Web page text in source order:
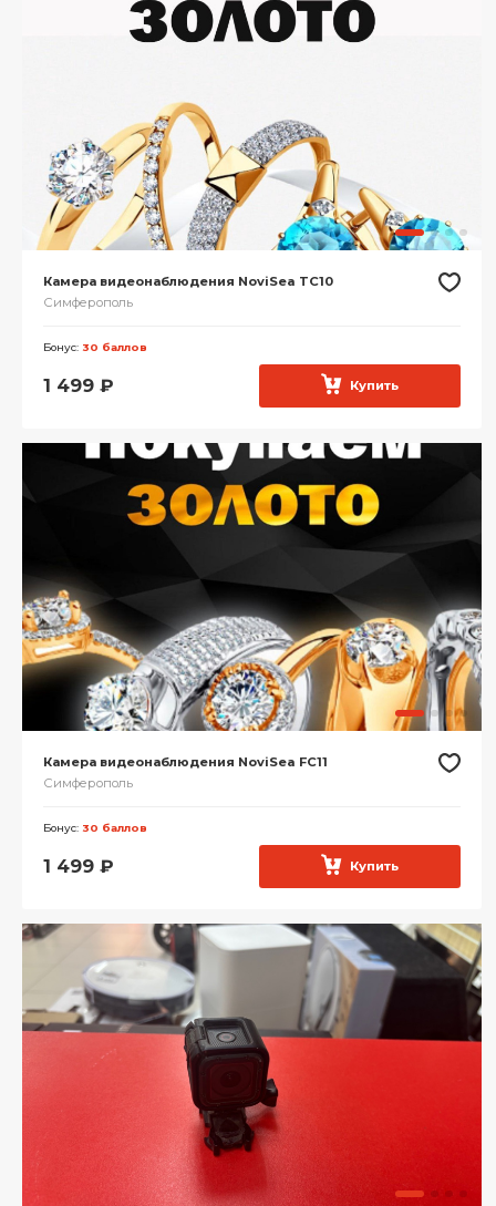
Камера видеонаблюдения NoviSea TC10
Симферополь
Бонус: 30 баллов
1 499 ₽ Купить
Камера видеонаблюдения NoviSea FC11
Симферополь
Бонус: 30 баллов
1 499 ₽ Купить